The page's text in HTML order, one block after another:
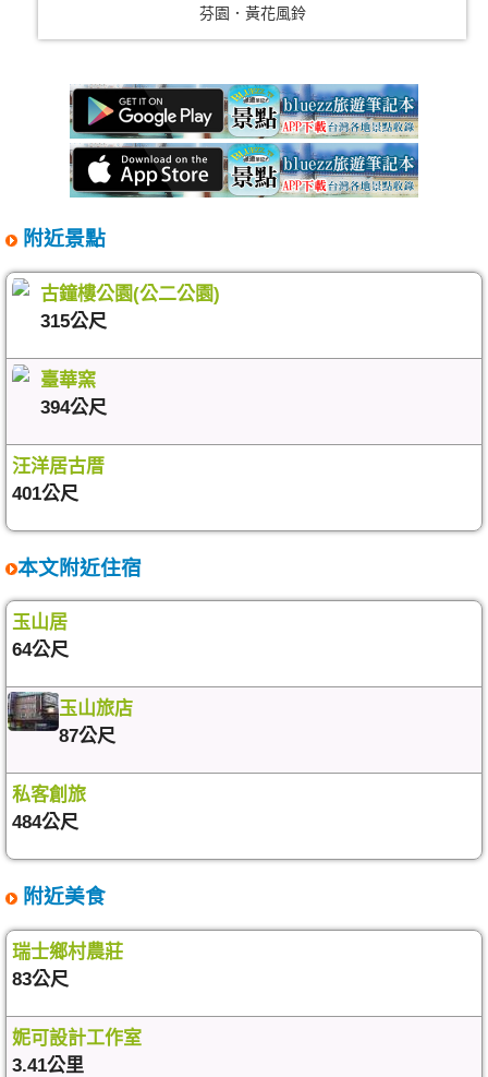
芬園．黃花風鈴
附近景點
古鐘樓公園(公二公園)
315公尺
臺華窯
394公尺
汪洋居古厝
401公尺
本文附近住宿
玉山居
64公尺
玉山旅店
87公尺
私客創旅
484公尺
附近美食
瑞士鄉村農莊
83公尺
妮可設計工作室
3.41公里